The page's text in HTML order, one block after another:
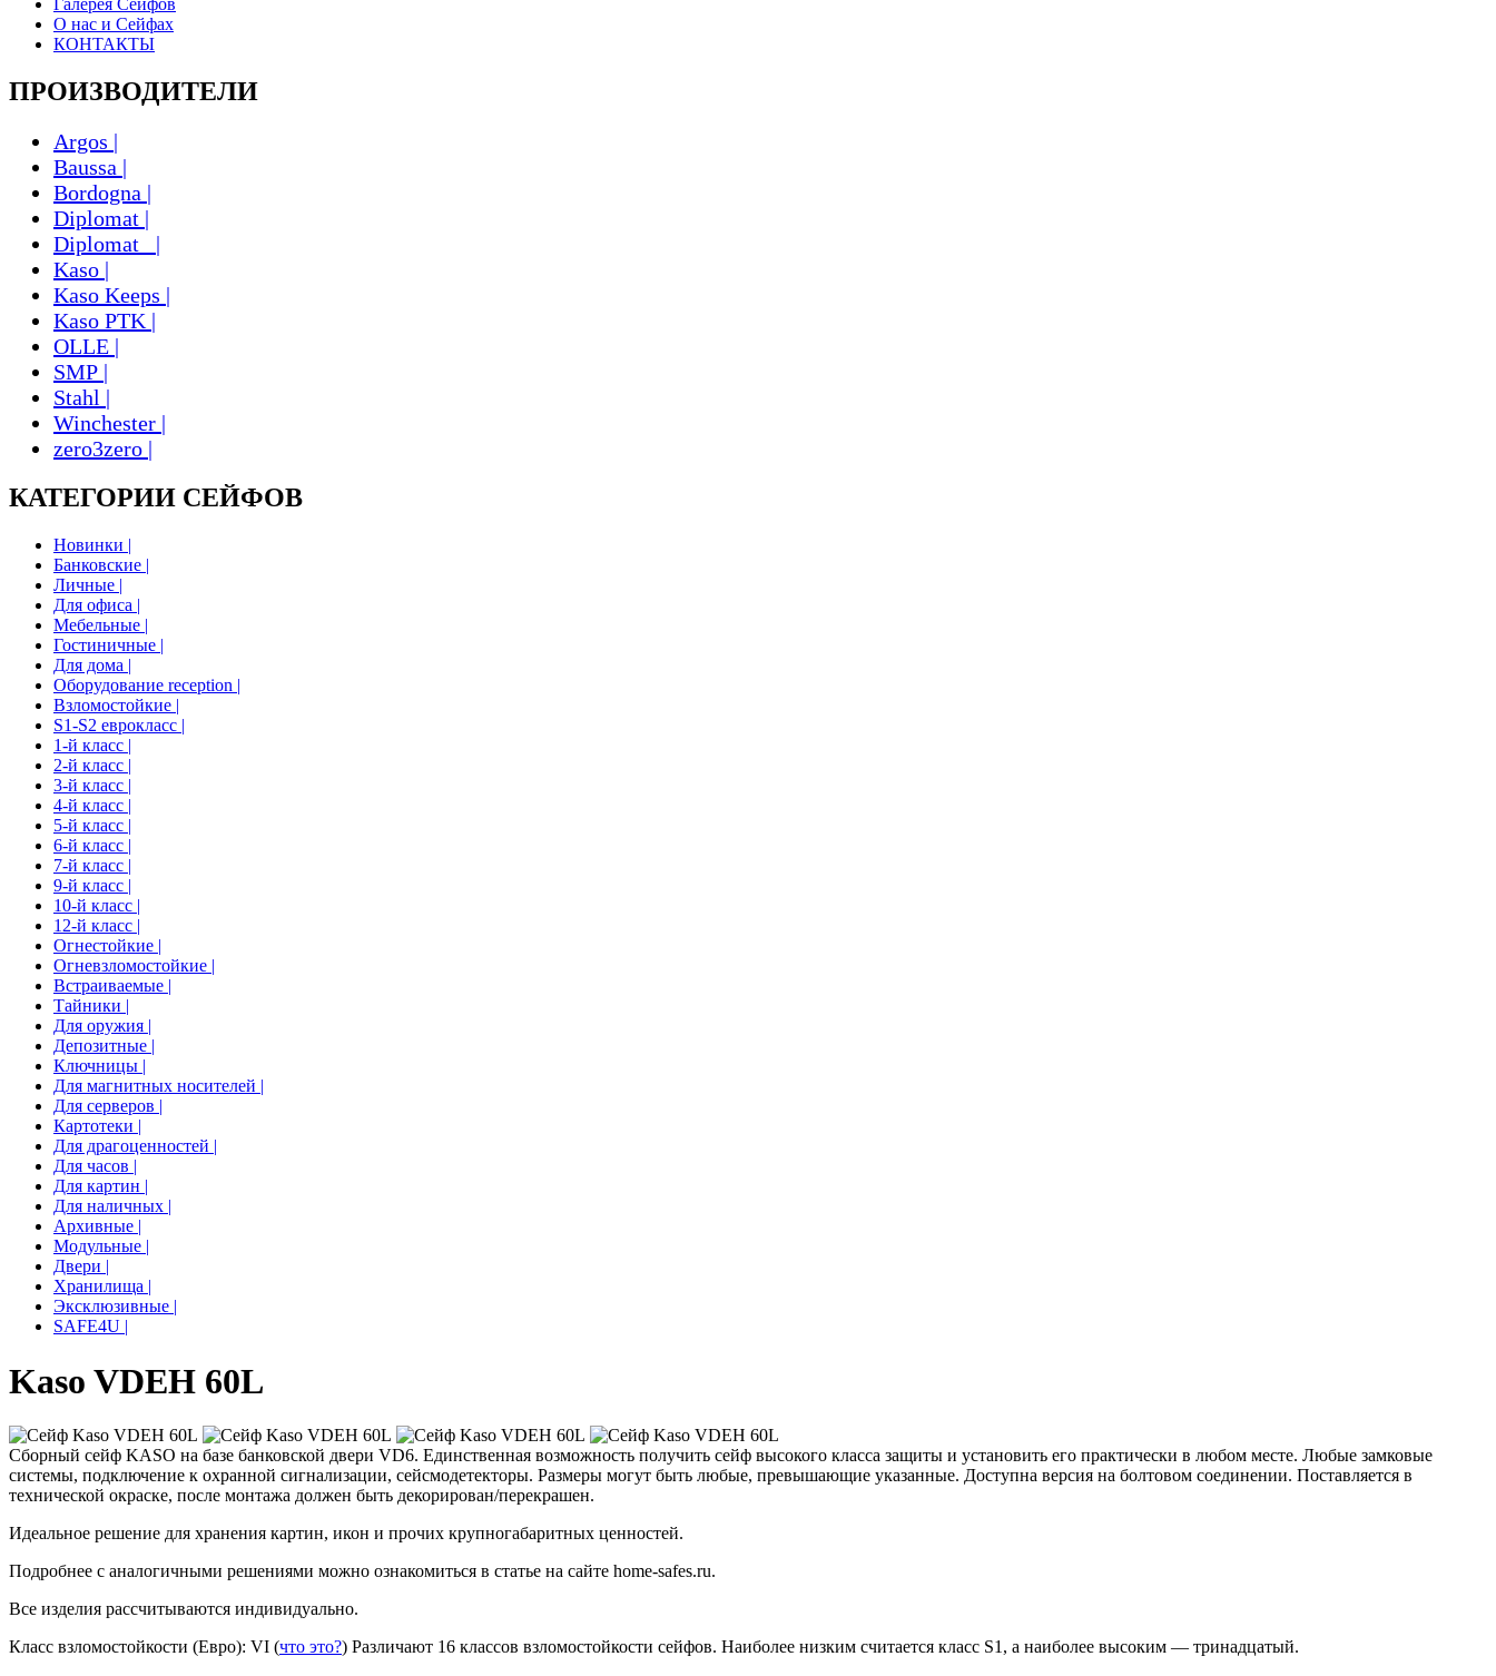
О нас и Сейфах
КОНТАКТЫ
ПРОИЗВОДИТЕЛИ
Argos |
Baussa |
Bordogna |
Diplomat |
Diplomat_ |
Kaso |
Kaso Keeps |
Kaso PTK |
OLLE |
SMP |
Stahl |
Winchester |
zero3zero |
КАТЕГОРИИ СЕЙФОВ
Новинки |
Банковские |
Личные |
Для офиса |
Мебельные |
Гостиничные |
Для дома |
Оборудование reception |
Взломостойкие |
S1-S2 еврокласс |
1-й класс |
2-й класс |
3-й класс |
4-й класс |
5-й класс |
6-й класс |
7-й класс |
9-й класс |
10-й класс |
12-й класс |
Огнестойкие |
Огневзломостойкие |
Встраиваемые |
Тайники |
Для оружия |
Депозитные |
Ключницы |
Для магнитных носителей |
Для серверов |
Картотеки |
Для драгоценностей |
Для часов |
Для картин |
Для наличных |
Архивные |
Модульные |
Двери |
Хранилища |
Эксклюзивные |
SAFE4U |
Kaso VDEH 60L
Сборный сейф KASO на базе банковской двери VD6. Единственная возможность получить сейф высокого класса защиты и установить его практически в любом месте. Любые замковые
системы, подключение к охранной сигнализации, сейсмодетекторы. Размеры могут быть любые, превышающие указанные. Доступна версия на болтовом соединении. Поставляется в
технической окраске, после монтажа должен быть декорирован/перекрашен.
Идеальное решение для хранения картин, икон и прочих крупногабаритных ценностей.
Подробнее с аналогичными решениями можно ознакомиться в статье на сайте home-safes.ru.
Все изделия рассчитываются индивидуально.
Класс взломостойкости (Евро): VI (что это?) Различают 16 классов взломостойкости сейфов. Наиболее низким считается класс S1, а наиболее высоким — тринадцатый.